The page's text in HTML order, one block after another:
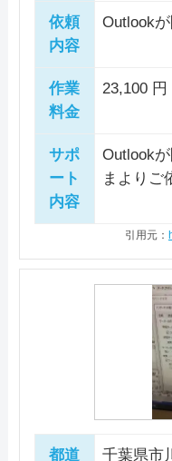
まで、どんなメー
可能で、自分で組
ソコンの修理でも
は全員パソコン整
正社員で、プライ
国際規格ISO
報の管理体制が適
って証明されてい
料
公
電話相
検討してみてはい
わせのある液晶割
理を行う事が可能
ソコンに対応して
ではなくMacの液
ます。 修理の際は
てくれるので、パ
態になってお客様
料金
公
電話相
この業者の特徴
パソコン修理24は
ら、 パソコン初心
へのサポートなど
ことを相談できる
ん、Macの修理も
は店舗がありませ
船橋店」がござい
で、平日に時間が
してもらえます。
完了します。トラ
は、即日ご返却可
い方法は現金のほ
駆けつけ修理対応
公
電話
依頼
内容
Outlook
作業
料金
23,100 円
サポ
ート
内容
Outlook
まよりご
トカッ
ンにユ
いと判明
性のト
にてシ
と
施。
用に問
了としま
引用元：
都道 千葉県市